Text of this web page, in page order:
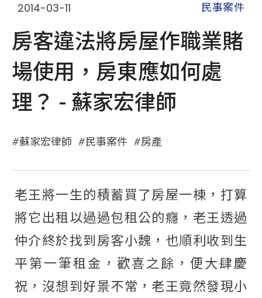
2014-03-11 民事案件
房客違法將房屋作職業賭
場使用，房東應如何處
理？ - 蘇家宏律師
蘇家宏律師 民事案件 房產
老王將一生的積蓄買了房屋一棟，打算
將它出租以過過包租公的癮，老王透過
仲介終於找到房客小魏，也順利收到生
平第一筆租金，歡喜之餘，便大肆慶
祝，沒想到好景不常，老王竟然發現小